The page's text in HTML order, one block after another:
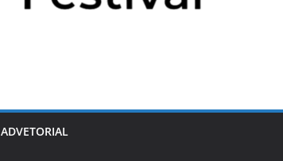
ADVETORIAL